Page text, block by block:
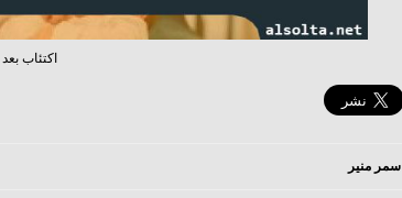
اكتئاب بعد
سمر منير